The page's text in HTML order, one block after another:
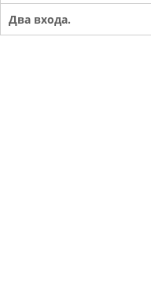
Два входа.